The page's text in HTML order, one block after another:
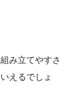
み立てやすさ
えるでしょ